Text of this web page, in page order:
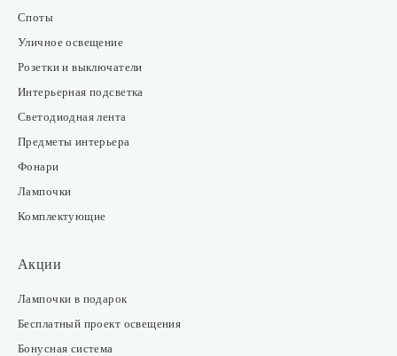
Споты
Уличное освещение
Розетки и выключатели
Интерьерная подсветка
Светодиодная лента
Предметы интерьера
Фонари
Лампочки
Комплектующие
Акции
Лампочки в подарок
Бесплатный проект освещения
Бонусная система